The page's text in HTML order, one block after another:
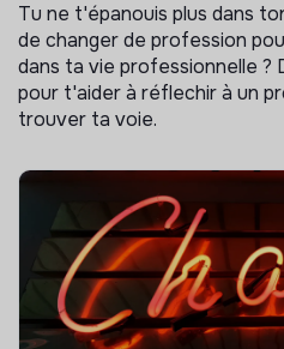
Tu ne t'épanouis plus dans
de changer de profession
dans ta vie professionnelle ?
pour t'aider à réflechir à un
trouver ta voie.